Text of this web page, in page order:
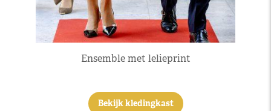
Ensemble met lelieprint
Bekijk kledingkast